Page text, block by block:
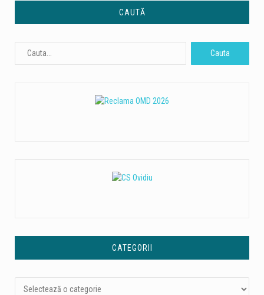
CAUTĂ
CATEGORII